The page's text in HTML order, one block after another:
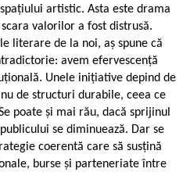
artistic. Asta este drama
valorilor a fost distrusă.
literare de la noi, aș spune că
avem efervescență
Unele inițiative depind de
de structuri durabile, ceea ce
poate și mai rău, dacă sprijinul
se diminuează. Dar se
coerentă care să susțină
burse și parteneriate între